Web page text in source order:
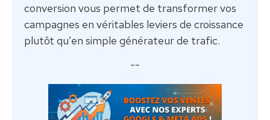
conversion vous permet de transformer vos
campagnes en véritables leviers de croissance
plutôt qu’en simple générateur de trafic.
--